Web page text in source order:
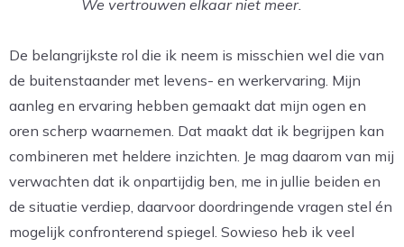
We vertrouwen elkaar niet meer.
De belangrijkste rol die ik neem is misschien wel die van
de buitenstaander met levens- en werkervaring. Mijn
aanleg en ervaring hebben gemaakt dat mijn ogen en
oren scherp waarnemen. Dat maakt dat ik begrijpen kan
combineren met heldere inzichten. Je mag daarom van mij
verwachten dat ik onpartijdig ben, me in jullie beiden en
de situatie verdiep, daarvoor doordringende vragen stel én
mogelijk confronterend spiegel. Sowieso heb ik veel